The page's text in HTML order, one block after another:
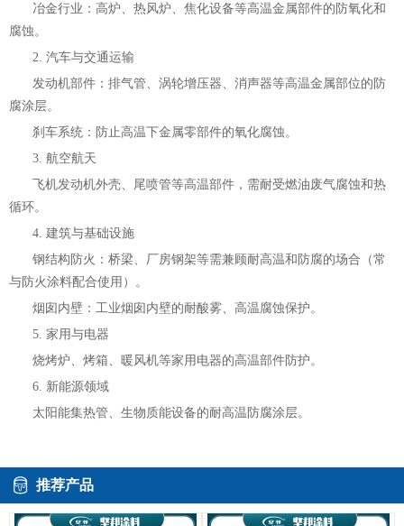
冶金行业：高炉、热风炉、焦化设备等高温金属部件的防氧化和
腐蚀。
2. 汽车与交通运输
发动机部件：排气管、涡轮增压器、消声器等高温金属部位的防
腐涂层。
刹车系统：防止高温下金属零部件的氧化腐蚀。
3. 航空航天
飞机发动机外壳、尾喷管等高温部件，需耐受燃油废气腐蚀和热
循环。
4. 建筑与基础设施
钢结构防火：桥梁、厂房钢架等需兼顾耐高温和防腐的场合（常
与防火涂料配合使用）。
烟囱内壁：工业烟囱内壁的耐酸雾、高温腐蚀保护。
5. 家用与电器
烧烤炉、烤箱、暖风机等家用电器的高温部件防护。
6. 新能源领域
太阳能集热管、生物质能设备的耐高温防腐涂层。
推荐产品